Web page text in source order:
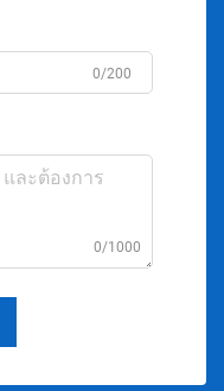
0/200
0/1000